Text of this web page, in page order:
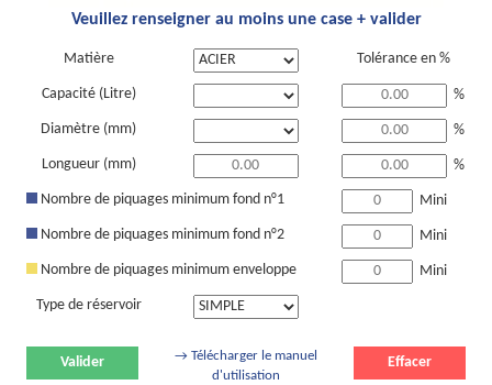
Veuillez renseigner au moins une case + valider
Matière Tolérance en %
Capacité (Litre) %
Diamètre (mm) %
Longueur (mm) %
Nombre de piquages minimum fond n°1 Mini
Nombre de piquages minimum fond n°2 Mini
Nombre de piquages minimum enveloppe Mini
Type de réservoir
Valider
→ Télécharger le manuel
d'utilisation
Effacer